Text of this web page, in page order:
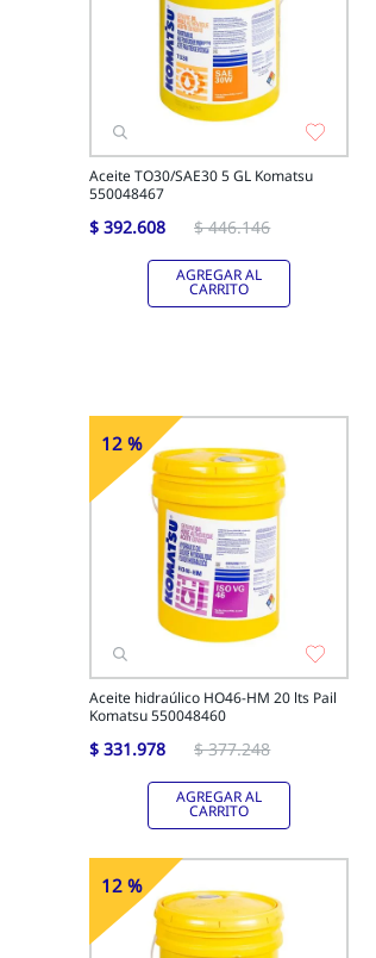
Aceite TO30/SAE30 5 GL Komatsu
550048467
$ 392.608 $ 446.146
AGREGAR AL
CARRITO
12 %Off
Aceite hidraúlico HO46-HM 20 lts Pail
Komatsu 550048460
$ 331.978 $ 377.248
AGREGAR AL
CARRITO
12 %Off